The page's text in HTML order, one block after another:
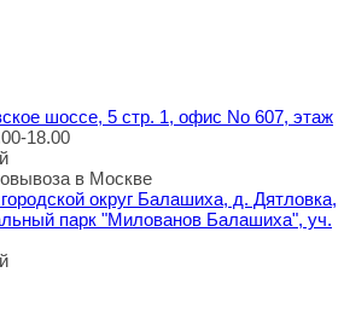
шоссе, 5 стр. 1, офис No 607, этаж
18.00
в Москве
округ Балашиха, д. Дятловка,
парк "Милованов Балашиха", уч.